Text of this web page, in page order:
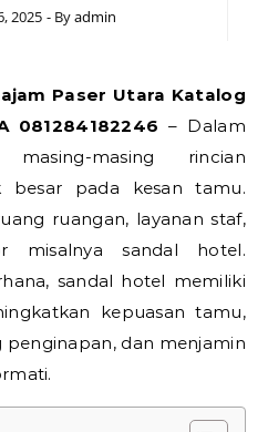
2025 - Byadmin
081284182246 – Dalam
masing rincian
besar pada kesan tamu.
ruangan, layanan staf,
misalnya sandal hotel.
sandal hotel memiliki
kepuasan tamu,
dan menjamin